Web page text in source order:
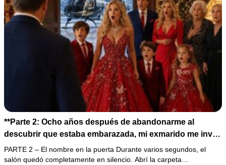
**Parte 2: Ocho años después de abandonarme al
descubrir que estaba embarazada, mi exmarido me invitó
a la cena de Navidad convencido de que podría burlarse
de la mujer a la que creía una fracasada y sin hijos. Lo
PARTE 2 – El nombre en la puerta Durante varios segundos, el
salón quedó completamente en silencio. Abrí la carpeta…